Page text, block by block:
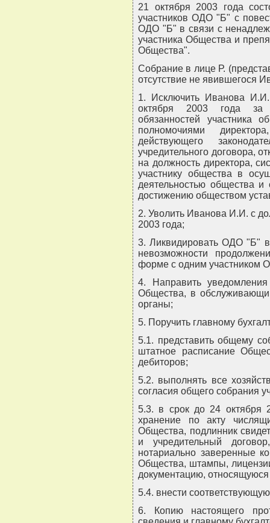
21 октября 2003 года
участников ОДО "Б" с
ОДО "Б" в связи с
участника Общества и
Общества".
Собрание в лице Р.
отсутствие не явившегося
1. Исключить Иванова
октября 2003 года за
обязанностей участника
полномочиями
действующего
учредительного договора,
на должность директора,
участнику общества в
деятельностью общества
достижению обществом
2. Уволить Иванова И.И. с
2003 года;
3. Ликвидировать ОДО "Б" в
невозможности
форме с одним участником
4. Направить
Общества, в
органы;
5. Поручить главному
5.1. представить общему
штатное расписание
дебиторов;
5.2. выполнять все
согласия общего собрания
5.3. в срок до 24 октября
хранение по акту
Общества, подлинник
и учредительный
нотариально заверенные
Общества, штампы,
документацию,
5.4. внести
6. Копию настоящего